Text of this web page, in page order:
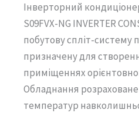
Інверторний
S09FVX-NG INVERTER
побутову спліт-систему
призначену для
приміщеннях
Обладнання розраховане
температур